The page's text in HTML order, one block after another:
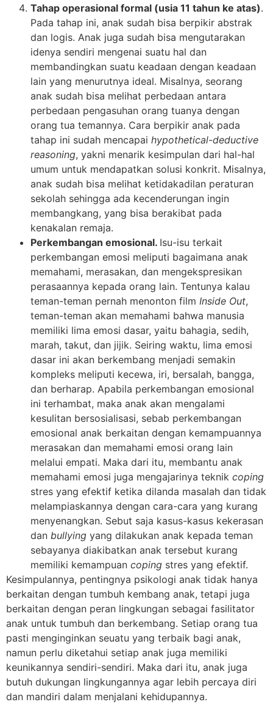
Tahap operasional formal (usia 11 tahun ke atas).
Pada tahap ini, anak sudah bisa berpikir abstrak
dan logis. Anak juga sudah bisa mengutarakan
idenya sendiri mengenai suatu hal dan
membandingkan suatu keadaan dengan keadaan
lain yang menurutnya ideal. Misalnya, seorang
anak sudah bisa melihat perbedaan antara
perbedaan pengasuhan orang tuanya dengan
orang tua temannya. Cara berpikir anak pada
tahap ini sudah mencapai hypothetical-deductive
reasoning, yakni menarik kesimpulan dari hal-hal
umum untuk mendapatkan solusi konkrit. Misalnya,
anak sudah bisa melihat ketidakadilan peraturan
sekolah sehingga ada kecenderungan ingin
membangkang, yang bisa berakibat pada
kenakalan remaja.
Perkembangan emosional. Isu-isu terkait
perkembangan emosi meliputi bagaimana anak
memahami, merasakan, dan mengekspresikan
perasaannya kepada orang lain. Tentunya kalau
teman-teman pernah menonton film Inside Out,
teman-teman akan memahami bahwa manusia
memiliki lima emosi dasar, yaitu bahagia, sedih,
marah, takut, dan jijik. Seiring waktu, lima emosi
dasar ini akan berkembang menjadi semakin
kompleks meliputi kecewa, iri, bersalah, bangga,
dan berharap. Apabila perkembangan emosional
ini terhambat, maka anak akan mengalami
kesulitan bersosialisasi, sebab perkembangan
emosional anak berkaitan dengan kemampuannya
merasakan dan memahami emosi orang lain
melalui empati. Maka dari itu, membantu anak
memahami emosi juga mengajarinya teknik coping
stres yang efektif ketika dilanda masalah dan tidak
melampiaskannya dengan cara-cara yang kurang
menyenangkan. Sebut saja kasus-kasus kekerasan
dan bullying yang dilakukan anak kepada teman
sebayanya diakibatkan anak tersebut kurang
memiliki kemampuan coping stres yang efektif.
Kesimpulannya, pentingnya psikologi anak tidak hanya
berkaitan dengan tumbuh kembang anak, tetapi juga
berkaitan dengan peran lingkungan sebagai fasilitator
anak untuk tumbuh dan berkembang. Setiap orang tua
pasti menginginkan seuatu yang terbaik bagi anak,
namun perlu diketahui setiap anak juga memiliki
keunikannya sendiri-sendiri. Maka dari itu, anak juga
butuh dukungan lingkungannya agar lebih percaya diri
dan mandiri dalam menjalani kehidupannya.